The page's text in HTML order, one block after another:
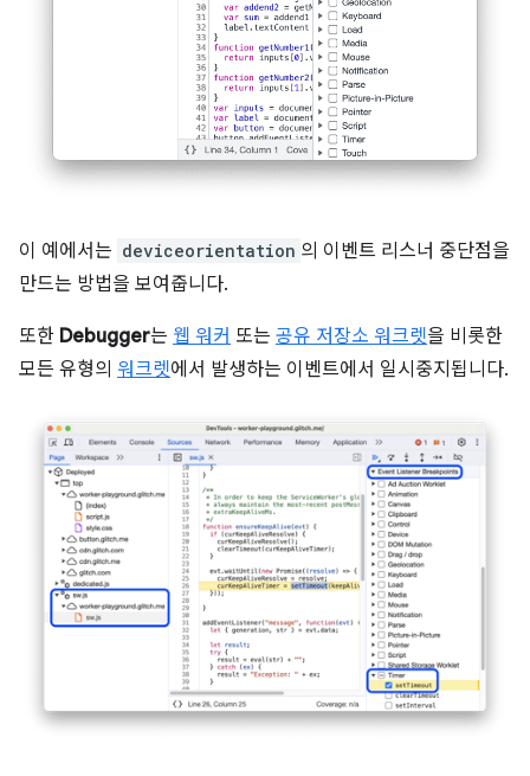
이 예에서는 deviceorientation 의 이벤트 리스너 중단점을
만드는 방법을 보여줍니다.
또한 Debugger는 웹 워커 또는 공유 저장소 워크렛을 비롯한
모든 유형의 워크렛에서 발생하는 이벤트에서 일시중지됩니다.